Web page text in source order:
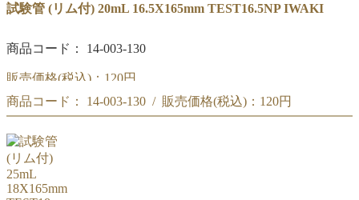
試験管 (リム付) 20mL 16.5X165mm TEST16.5NP IWAKI
商品コード： 14-003-130
販売価格(税込)： 120円
IWAKI 試験管 20mL (リム付) 16.5X165mm TEST16.5NP
商品コード： 14-003-130 / 販売価格(税込)： 120円
IWAKI 試験管 20mL (リム付) 16.5X165mm TEST16.5NP